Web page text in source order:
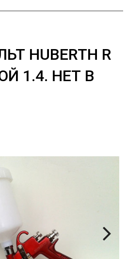
HUBERTH R
1.4. НЕТ В